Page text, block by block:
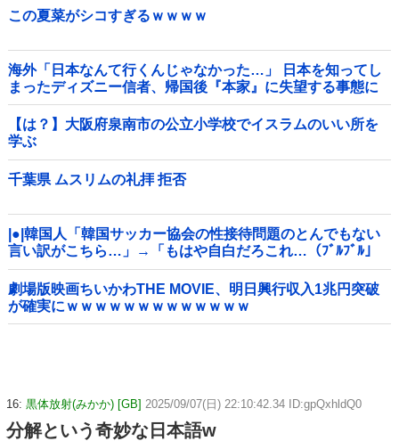
この夏菜がシコすぎるｗｗｗｗ
海外「日本なんて行くんじゃなかった…」 日本を知ってし
まったディズニー信者、帰国後『本家』に失望する事態に
【は？】大阪府泉南市の公立小学校でイスラムのいい所を
学ぶ
千葉県 ムスリムの礼拝 拒否
|●|韓国人「韓国サッカー協会の性接待問題のとんでもない
言い訳がこちら…」→「もはや自白だろこれ…（ﾌﾞﾙﾌﾞﾙ」
＝韓国の反応
劇場版映画ちいかわTHE MOVIE、明日興行収入1兆円突破
が確実にｗｗｗｗｗｗｗｗｗｗｗｗｗ
16: 黒体放射(みかか) [GB] 2025/09/07(日) 22:10:42.34 ID:gpQxhldQ0
分解という奇妙な日本語w